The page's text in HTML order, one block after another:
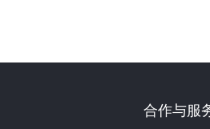
合作与服